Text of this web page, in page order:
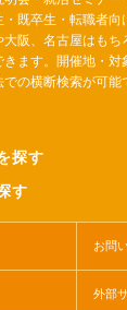
既卒生・転職者向
阪、名古屋はもち
ます。開催地・対
の横断検索が可能
探す
す
お問
外部